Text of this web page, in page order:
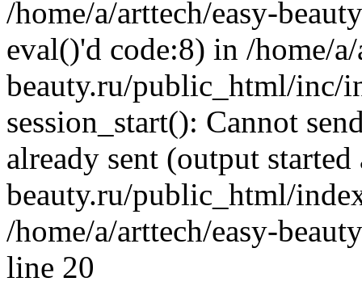
/home/a/arttech/easy-
eval()'d code:8) in /home/
beauty.ru/public_html/inc/
session_start(): Cannot
already sent (output
beauty.ru/public_html/
/home/a/arttech/easy-
line 20